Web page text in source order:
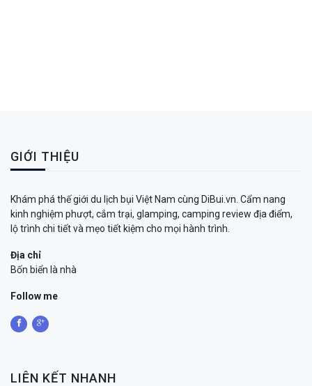
GIỚI THIỆU
Khám phá thế giới du lịch bụi Việt Nam cùng DiBui.vn. Cẩm nang
kinh nghiệm phượt, cắm trại, glamping, camping review địa điểm,
lộ trình chi tiết và mẹo tiết kiệm cho mọi hành trình.
Địa chỉ
Bốn biển là nhà
Follow me
LIÊN KẾT NHANH